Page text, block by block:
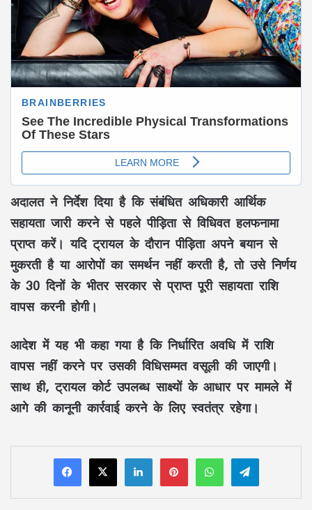
अदालत ने निर्देश दिया है कि संबंधित अधिकारी आर्थिक
सहायता जारी करने से पहले पीड़िता से विधिवत हलफनामा
प्राप्त करें। यदि ट्रायल के दौरान पीड़िता अपने बयान से
मुकरती है या आरोपों का समर्थन नहीं करती है, तो उसे निर्णय
के 30 दिनों के भीतर सरकार से प्राप्त पूरी सहायता राशि
वापस करनी होगी।
आदेश में यह भी कहा गया है कि निर्धारित अवधि में राशि
वापस नहीं करने पर उसकी विधिसम्मत वसूली की जाएगी।
साथ ही, ट्रायल कोर्ट उपलब्ध साक्ष्यों के आधार पर मामले में
आगे की कानूनी कार्रवाई करने के लिए स्वतंत्र रहेगा।
LinkedInPinterestWhatsAppTelegram